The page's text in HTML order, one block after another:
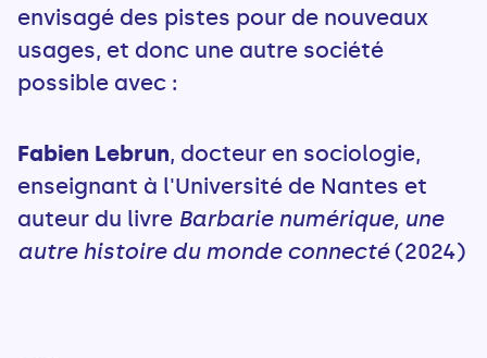
envisagé des pistes pour de nouveaux
usages, et donc une autre société
possible avec :
Fabien Lebrun, docteur en sociologie,
enseignant à l'Université de Nantes et
auteur du livre Barbarie numérique, une
autre histoire du monde connecté(2024)